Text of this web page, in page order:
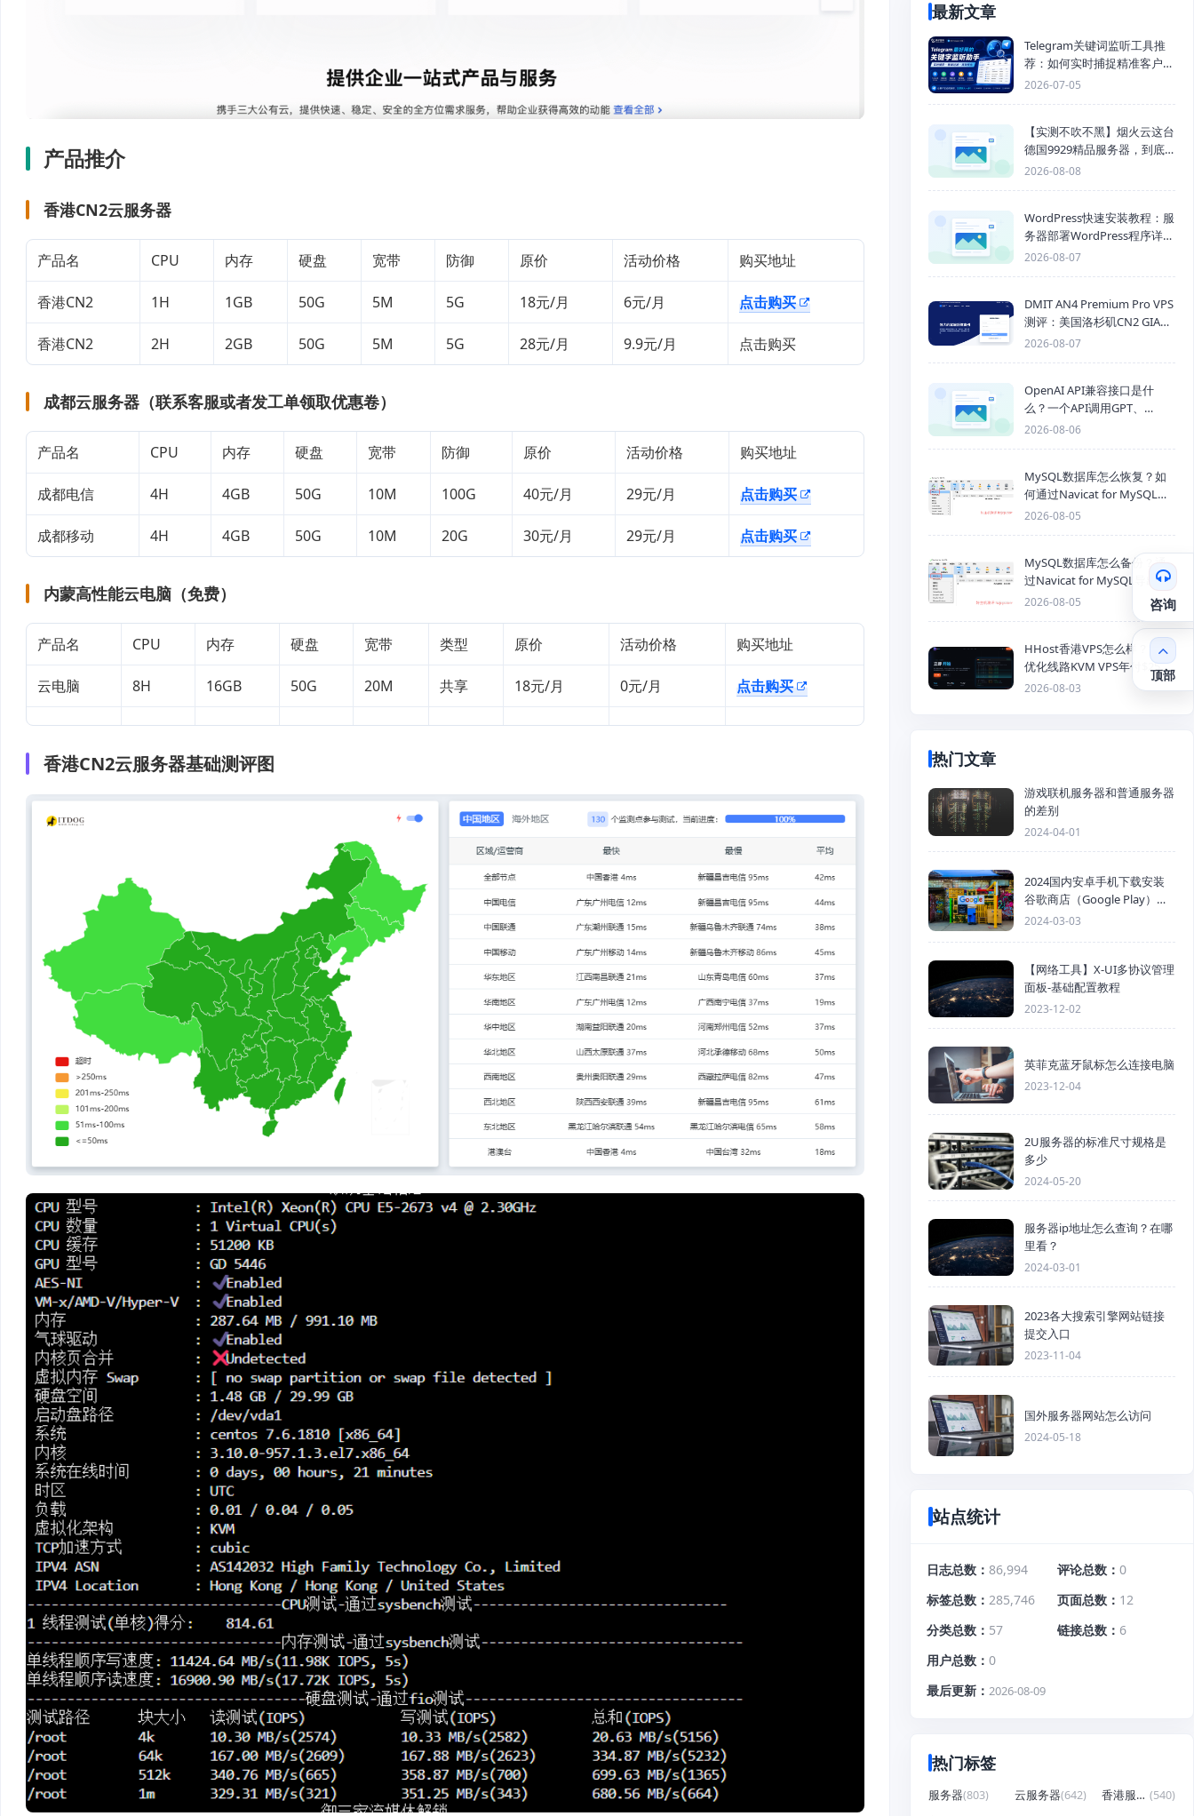
产品推介
香港CN2云服务器
产品名 CPU 内存 硬盘 宽带 防御 原价 活动价格 购买地址
香港CN2 1H 1GB 50G 5M 5G 18元/月 6元/月 点击购买
香港CN2 2H 2GB 50G 5M 5G 28元/月 9.9元/月 点击购买
成都云服务器（联系客服或者发工单领取优惠卷）
产品名 CPU 内存 硬盘 宽带 防御 原价 活动价格 购买地址
成都电信 4H 4GB 50G 10M 100G 40元/月 29元/月 点击购买
成都移动 4H 4GB 50G 10M 20G 30元/月 29元/月 点击购买
内蒙高性能云电脑（免费）
产品名 CPU 内存 硬盘 宽带 类型 原价 活动价格 购买地址
云电脑 8H 16GB 50G 20M 共享 18元/月 0元/月 点击购买
香港CN2云服务器基础测评图
最新文章
Telegram关键词监听工具推
荐：如何实时捕捉精准客户，
提高获客效率？
2026-07-05
【实测不吹不黑】烟火云这台
德国9929精品服务器，到底
能不能打？
2026-08-08
WordPress快速安装教程：服
务器部署WordPress程序详细
步骤
2026-08-07
DMIT AN4 Premium Pro VPS
测评：美国洛杉矶CN2 GIA三
网优化线路性能测试
2026-08-07
OpenAI API兼容接口是什
么？一个API调用GPT、
Claude、Gemini、DeepSeek
2026-08-06
MySQL数据库怎么恢复？如
何通过Navicat for MySQL导
入SQL备份文件
2026-08-05
MySQL数据库怎么备份？通
过Navicat for MySQL导出
Mysql数据库为SQL格式备份
2026-08-05
HHost香港VPS怎么样？CMI
优化线路KVM VPS年付$25
起，4GB内存优惠套餐
2026-08-03
热门文章
游戏联机服务器和普通服务器
的差别
2024-04-01
2024国内安卓手机下载安装
谷歌商店（Google Play）详
细步骤
2024-03-03
【网络工具】X-UI多协议管理
面板-基础配置教程
2023-12-02
英菲克蓝牙鼠标怎么连接电脑
2023-12-04
2U服务器的标准尺寸规格是
多少
2024-05-20
服务器ip地址怎么查询？在哪
里看？
2024-03-01
2023各大搜索引擎网站链接
提交入口
2023-11-04
国外服务器网站怎么访问
2024-05-18
站点统计
日志总数 86,994 评论总数
0
标签总数
285,746 页面总数
12
分类总数
57 链接总数
6
用户总数
0
最后更新
2026-08-09
热门标签
服务器(803) 云服务器(642) 香港服务器 (540)
咨询
顶部